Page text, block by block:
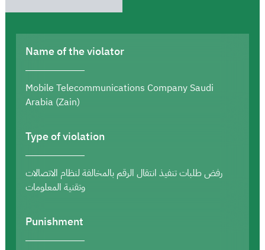
Name of the violator
Mobile Telecommunications Company Saudi
Arabia (Zain)
Type of violation
رفض طلبات تنفيذ انتقال الرقم بالمخالفة لنظام الاتصالات
وتقنية المعلومات
Punishment